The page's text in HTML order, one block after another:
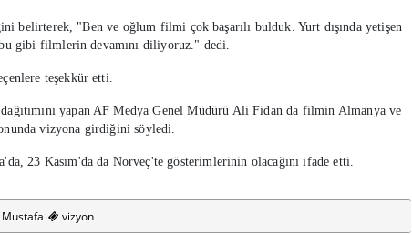
belirterek, "Ben ve oğlum filmi çok başarılı bulduk. Yurt dışında yetişen
gibi filmlerin devamını diliyoruz." dedi.
teşekkür etti.
yapan AF Medya Genel Müdürü Ali Fidan da filmin Almanya ve
vizyona girdiğini söyledi.
23 Kasım'da da Norveç'te gösterimlerinin olacağını ifade etti.
Mustafa vizyon